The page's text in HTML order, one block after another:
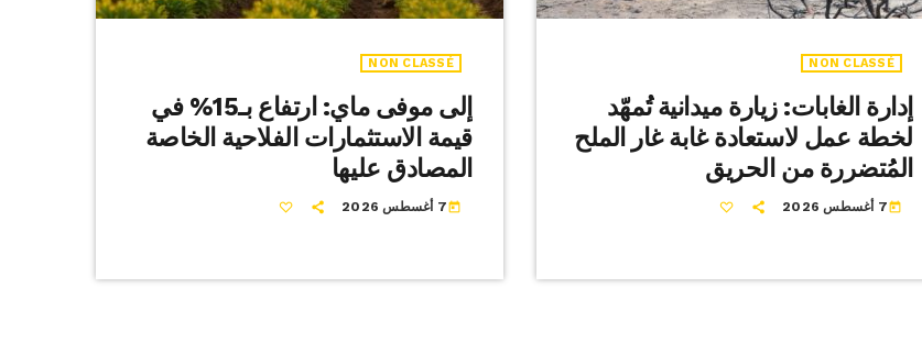
NON CLASSÉ
إلى موفى ماي: ارتفاع بـ15% في
قيمة الاستثمارات الفلاحية الخاصة
المصادق عليها
today 7 أغسطس 2026
NON CLASSÉ
إدارة الغابات: زيارة ميدانية تُمهّد
لخطة عمل لاستعادة غابة غار الملح
المُتضررة من الحريق
today 7 أغسطس 2026